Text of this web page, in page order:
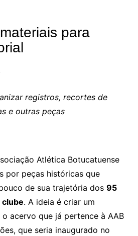
para
registros, recortes de
e outras peças
Atlética Botucatuense
por peças históricas que
de sua trajetória dos 95
clube. A ideia é criar um
acervo que já pertence à AAB
que seria inaugurado no